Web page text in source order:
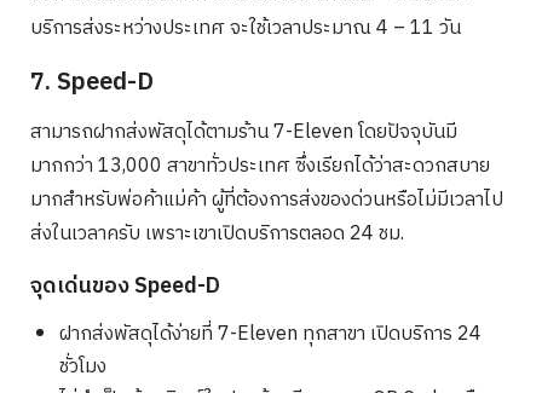
บริการส่งระหว่างประเทศ จะใช้เวลาประมาณ 4 – 11 วัน
7. Speed-D
สามารถฝากส่งพัสดุได้ตามร้าน 7-Eleven โดยปัจจุบันมี
มากกว่า 13,000 สาขาทั่วประเทศ ซึ่งเรียกได้ว่าสะดวกสบาย
มากสำหรับพ่อค้าแม่ค้า ผู้ที่ต้องการส่งของด่วนหรือไม่มีเวลาไป
ส่งในเวลาครับ เพราะเขาเปิดบริการตลอด 24 ชม.
จุดเด่นของ Speed-D
ฝากส่งพัสดุได้ง่ายที่ 7-Eleven ทุกสาขา เปิดบริการ 24
ชั่วโมง